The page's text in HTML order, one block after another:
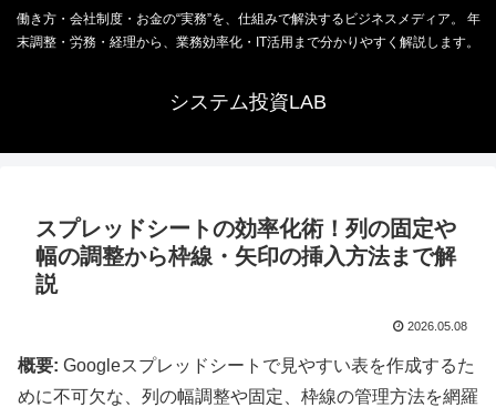
働き方・会社制度・お金の“実務”を、仕組みで解決するビジネスメディア。 年
末調整・労務・経理から、業務効率化・IT活用まで分かりやすく解説します。
システム投資LAB
スプレッドシートの効率化術！列の固定や
幅の調整から枠線・矢印の挿入方法まで解
説
2026.05.08
概要: Googleスプレッドシートで見やすい表を作成するた
めに不可欠な、列の幅調整や固定、枠線の管理方法を網羅